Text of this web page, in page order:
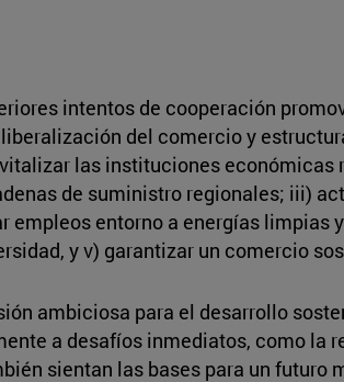
intentos de cooperación
del comercio y
las instituciones económicas
de suministro regionales; iii)
empleos entorno a energías limpias
y v) garantizar un comercio
ambiciosa para el desarrollo
a desafíos inmediatos, como la
sientan las bases para un futuro